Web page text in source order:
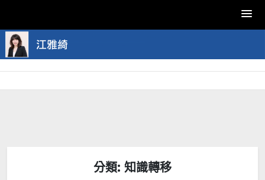
Skip
to
content
分類: 知識轉移